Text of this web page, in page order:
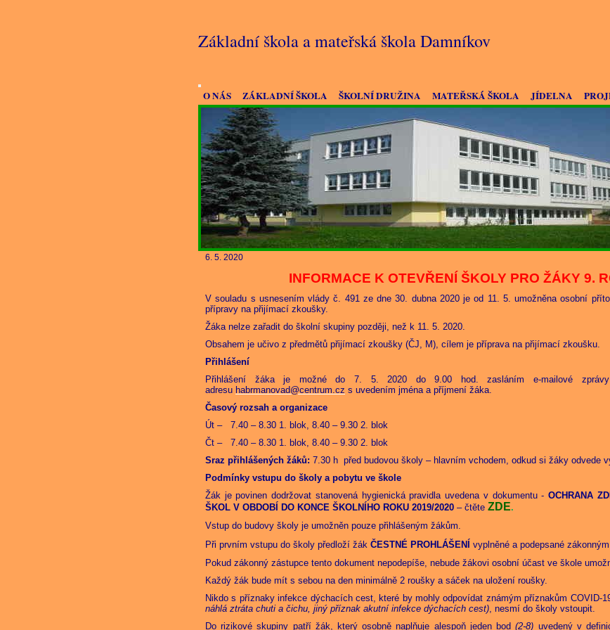
O NÁS ZÁKLADNÍ ŠKOLA ŠKOLNÍ DRUŽINA MATEŘSKÁ ŠKOLA JÍDELNA
Základní škola a mateřská škola Damníkov
6. 5. 2020
INFORMACE K OTEVŘENÍ ŠKOLY PRO ŽÁKY 9.
V souladu s usnesením vlády č. 491 ze dne 30. dubna 2020 je od 11. 5. umožněna osobní
přípravy na přijímací zkoušky.
Žáka nelze zařadit do školní skupiny později, než k 11. 5. 2020.
Obsahem je učivo z předmětů přijímací zkoušky (ČJ, M), cílem je příprava na přijímací zkoušku.
Přihlášení
Přihlášení žáka je možné do 7. 5. 2020 do 9.00 hod. zasláním e-mailové
adresu habrmanovad@centrum.cz s uvedením jména a příjmení žáka.
Časový rozsah a organizace
Út – 7.40 – 8.30 1. blok, 8.40 – 9.30 2. blok
Čt – 7.40 – 8.30 1. blok, 8.40 – 9.30 2. blok
Sraz přihlášených žáků: 7.30 h před budovou školy – hlavním vchodem, odkud si žáky odvede
Podmínky vstupu do školy a pobytu ve škole
Žák je povinen dodržovat stanovená hygienická pravidla uvedena v dokumentu -OCHRANA
ŠKOL V OBDOBÍ DO KONCE ŠKOLNÍHO ROKU 2019/2020 – čtěte ZDE.
Vstup do budovy školy je umožněn pouze přihlášeným žákům.
Při prvním vstupu do školy předloží žák ČESTNÉ PROHLÁŠENÍ vyplněné a podepsané
Pokud zákonný zástupce tento dokument nepodepíše, nebude žákovi osobní účast ve škole
Každý žák bude mít s sebou na den minimálně 2 roušky a sáček na uložení roušky.
Nikdo s příznaky infekce dýchacích cest, které by mohly odpovídat známým příznakům COVID-
náhlá ztráta chuti a čichu, jiný příznak akutní infekce dýchacích cest), nesmí do školy vstoupit.
Do rizikové skupiny patří žák, který osobně naplňuje alespoň jeden bod(2-8) uvedený v